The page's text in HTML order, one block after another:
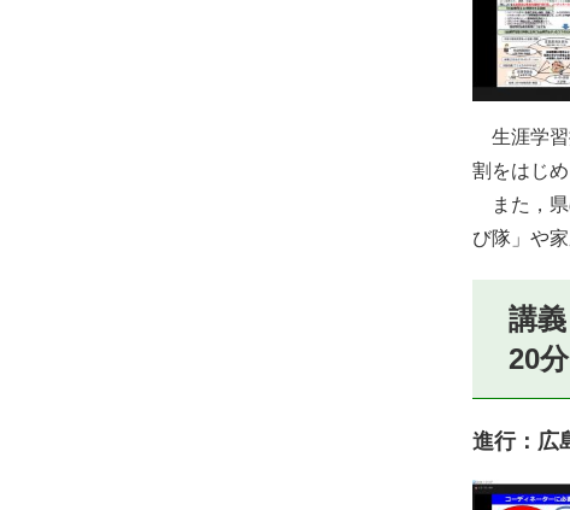
生涯学習
割をはじ
また，県
び隊」や
講
20分
進行：広